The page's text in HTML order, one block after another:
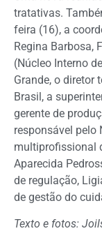
tratativas.
feira (16), a
Regina Barbosa,
(Núcleo Interno
Grande, o diretor
Brasil, a
gerente de
responsável pelo
multiprofissional
Aparecida
de regulação,
de gestão do
Texto e fotos: